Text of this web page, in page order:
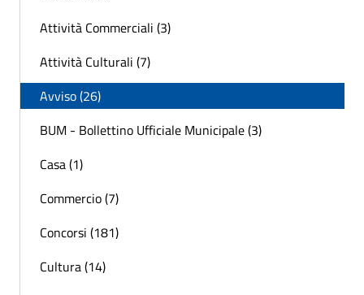
Attività Commerciali (3)
Attività Culturali (7)
Avviso (26)
BUM - Bollettino Ufficiale Municipale (3)
Casa (1)
Commercio (7)
Concorsi (181)
Cultura (14)